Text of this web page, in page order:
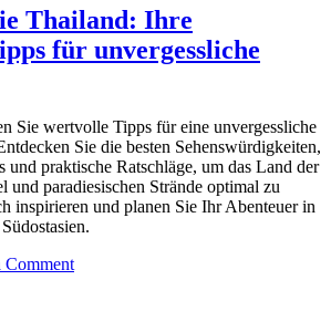
Urlaub:
Entdecken
Sie
anderen
Ende
der
Welt“
Thailand: Ihre
für unvergessliche
Sie wertvolle Tipps für eine unvergessliche
Sie die besten Sehenswürdigkeiten,
praktische Ratschläge, um das Land der
und paradiesischen Strände optimal zu
inspirieren und planen Sie Ihr Abenteuer in
Commenton